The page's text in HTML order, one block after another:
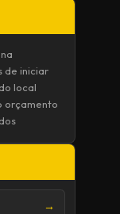
de iniciar
local
orçamento
→